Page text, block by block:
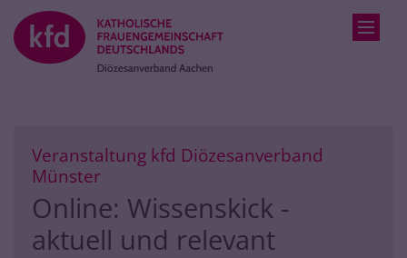
Zum Inhalt springen
Veranstaltung kfd Diözesanverband
Münster:
Online: Wissenskick -
aktuell und relevant